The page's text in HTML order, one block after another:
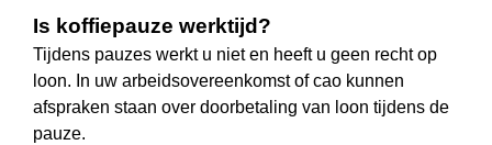
Is koffiepauze werktijd?
Tijdens pauzes werkt u niet en heeft u geen recht op
loon. In uw arbeidsovereenkomst of cao kunnen
afspraken staan over doorbetaling van loon tijdens de
pauze.